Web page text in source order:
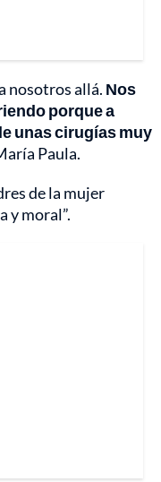
nosotros allá. Nos
porque a
unas cirugías muy
Paula.
de la mujer
y moral”.